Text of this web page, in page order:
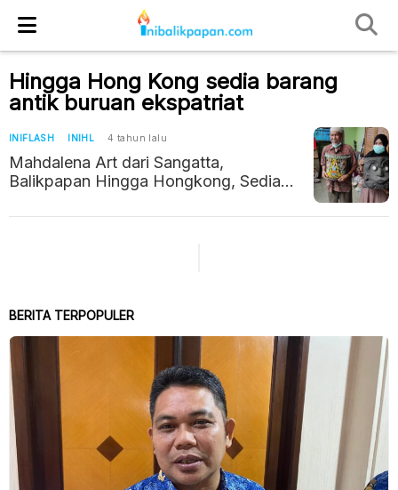
Hingga Hong Kong sedia barang
antik buruan ekspatriat
INIFLASH INIHL 4 tahun lalu
Mahdalena Art dari Sangatta,
Balikpapan Hingga Hongkong, Sedia
Ekspatriat
BERITA TERPOPULER